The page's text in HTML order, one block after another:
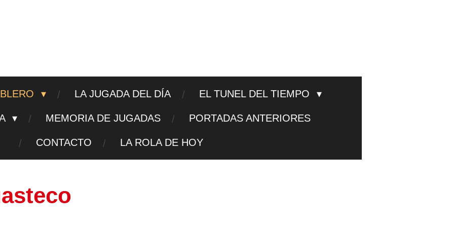
LA JUGADA DEL DÍA EL TUNEL DEL TIEMPO
MEMORIA DE JUGADAS PORTADAS ANTERIORES
CONTACTO LA ROLA DE HOY